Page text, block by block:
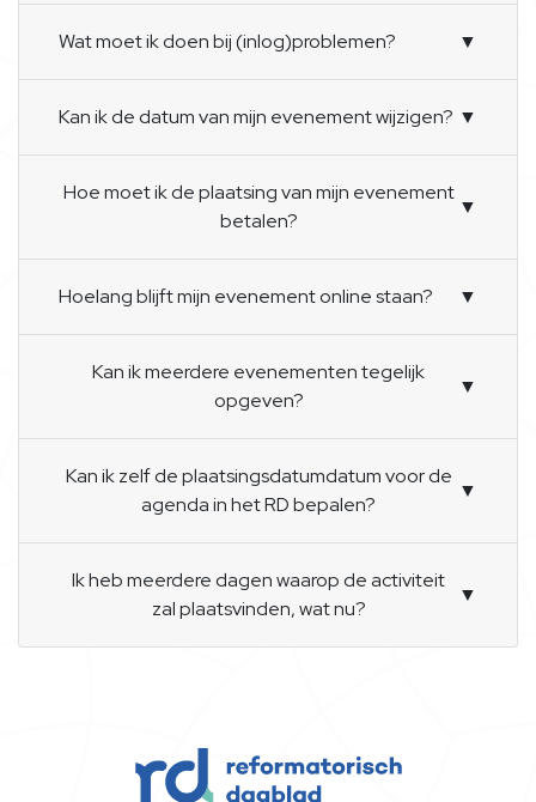
Wat moet ik doen bij (inlog)problemen? ▼
Kan ik de datum van mijn evenement wijzigen? ▼
Hoe moet ik de plaatsing van mijn evenement
betalen?
▼
Hoelang blijft mijn evenement online staan? ▼
Kan ik meerdere evenementen tegelijk
opgeven?
▼
Kan ik zelf de plaatsingsdatumdatum voor de
agenda in het RD bepalen?
▼
Ik heb meerdere dagen waarop de activiteit
zal plaatsvinden, wat nu?
▼